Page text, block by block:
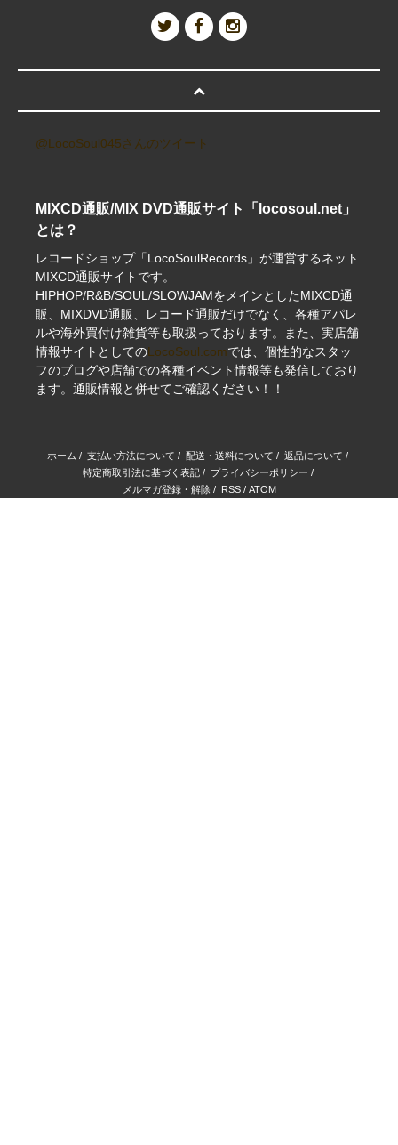
@LocoSoul045さんのツイート
MIXCD通販/MIX DVD通販サイト「locosoul.net」
とは？
レコードショップ「LocoSoulRecords」が運営するネット
MIXCD通販サイトです。
HIPHOP/R&B/SOUL/SLOWJAMをメインとしたMIXCD通
販、MIXDVD通販、レコード通販だけでなく、各種アパレ
ルや海外買付け雑貨等も取扱っております。また、実店舗
情報サイトとしてのLocoSoul.comでは、個性的なスタッ
フのブログや店舗での各種イベント情報等も発信しており
ます。通販情報と併せてご確認ください！！
ホーム / 支払い方法について / 配送・送料について / 返品について /
特定商取引法に基づく表記/ プライバシーポリシー /
メルマガ登録・解除/ RSS/ ATOM